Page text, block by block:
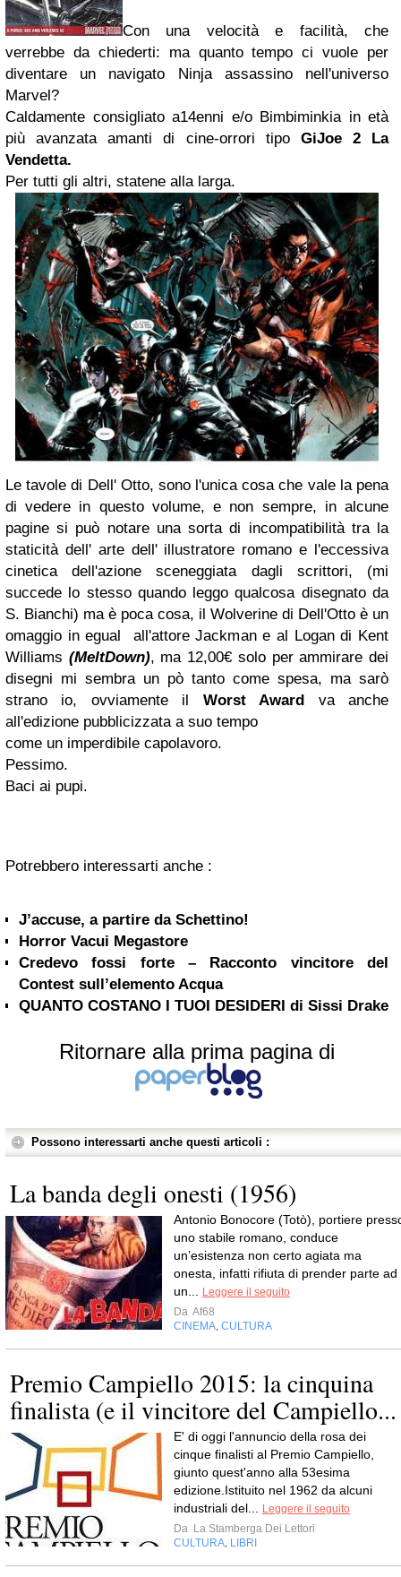
Con una velocità e facilità, che
verrebbe da chiederti: ma quanto tempo ci vuole per
diventare un navigato Ninja assassino nell'universo
Marvel?
Caldamente consigliato a14enni e/o Bimbiminkia in età
più avanzata amanti di cine-orrori tipo GiJoe
2 La
Vendetta.
Per tutti gli altri, statene alla larga.
Le tavole di Dell' Otto, sono l'unica cosa che vale la pena
di vedere in questo volume, e non sempre, in alcune
pagine si può notare una sorta di incompatibilità tra la
staticità dell' arte dell' illustratore romano e l'eccessiva
cinetica dell'azione sceneggiata dagli scrittori, (mi
succede lo stesso quando leggo qualcosa disegnato da
S. Bianchi) ma è poca cosa, il Wolverine di Dell'Otto è un
omaggio in egual all'attore Jackman e al Logan di Kent
Williams (MeltDown), ma 12,00€ solo per ammirare dei
disegni mi sembra un pò tanto come spesa, ma sarò
strano io, ovviamente il Worst Award va anche
all'edizione pubblicizzata a suo tempo
come un imperdibile capolavoro.
Pessimo.
Baci ai pupi.
Potrebbero interessarti anche :
J’accuse, a partire da Schettino!
Horror Vacui Megastore
Credevo fossi forte – Racconto vincitore del
Contest sull’elemento Acqua
QUANTO COSTANO I TUOI DESIDERI di Sissi Drake
Ritornare alla prima pagina di
Possono interessarti anche questi articoli :
La banda degli onesti (1956)
Antonio Bonocore (Totò), portiere
uno stabile romano, conduce
un’esistenza non certo agiata ma
onesta, infatti rifiuta di prender parte ad
un...
Leggere il seguito
Da Af68
CINEMA CULTURA
Premio Campiello 2015: la cinquina
finalista (e il vincitore del Campiello...
E' di oggi l'annuncio della rosa dei
cinque finalisti al Premio Campiello,
giunto quest'anno alla 53esima
edizione.Istituito nel 1962 da alcuni
industriali del...
Leggere il seguito
Da La Stamberga Dei Lettori
CULTURA LIBRI